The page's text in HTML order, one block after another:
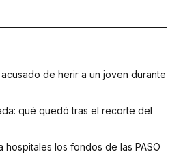
de herir a un joven durante
qué quedó tras el recorte del
hospitales los fondos de las PASO